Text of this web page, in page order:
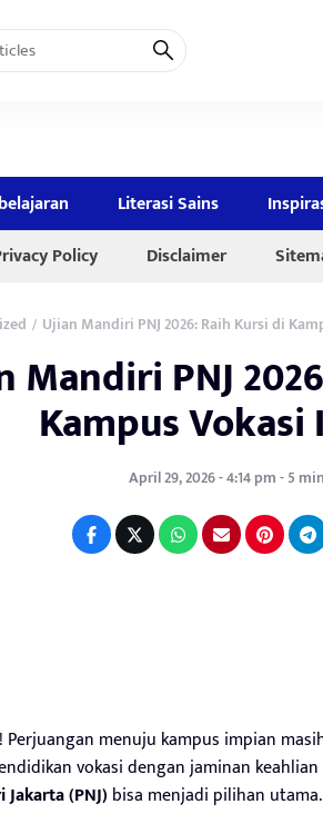
Literasi Sains
Policy Disclaimer
/ Ujian Mandiri PNJ 2026: Raih Kursi di
Mandiri PNJ
Kampus
April 29, 2026 - 4:14 pm - 5
Perjuangan menuju kampus impian
vokasi dengan jaminan
(PNJ) bisa menjadi pilihan utama.